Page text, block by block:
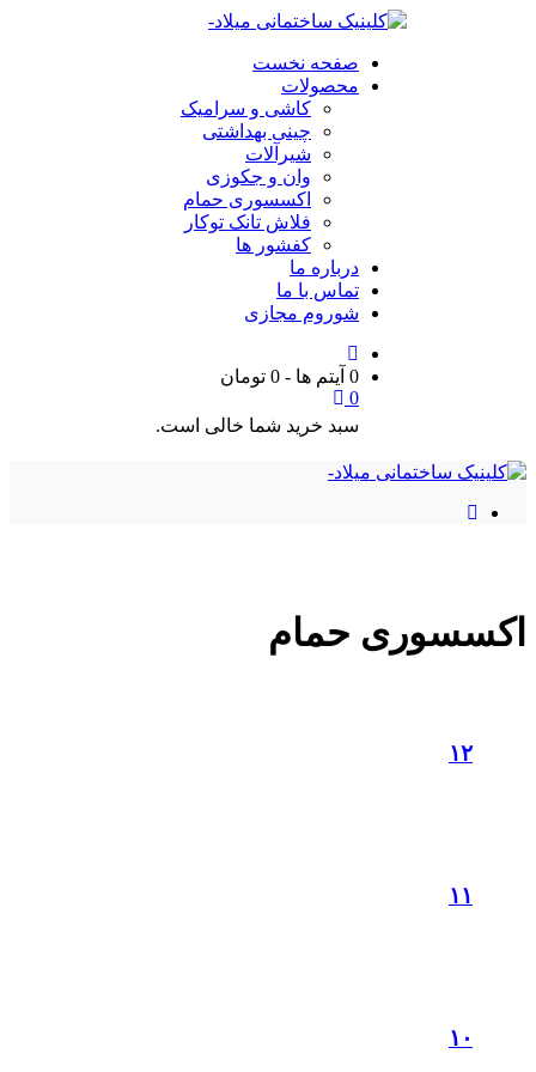
صفحه نخست
محصولات
کاشی و سرامیک
چینی بهداشتی
شیرآلات
وان و جکوزی
اکسسوری حمام
فلاش تانک توکار
کفشور ها
درباره ما
تماس با ما
شوروم مجازی
0 آیتم ها -
0 تومان
0
سبد خرید شما خالی است.
اکسسوری حمام
۱۲
۱۱
۱۰